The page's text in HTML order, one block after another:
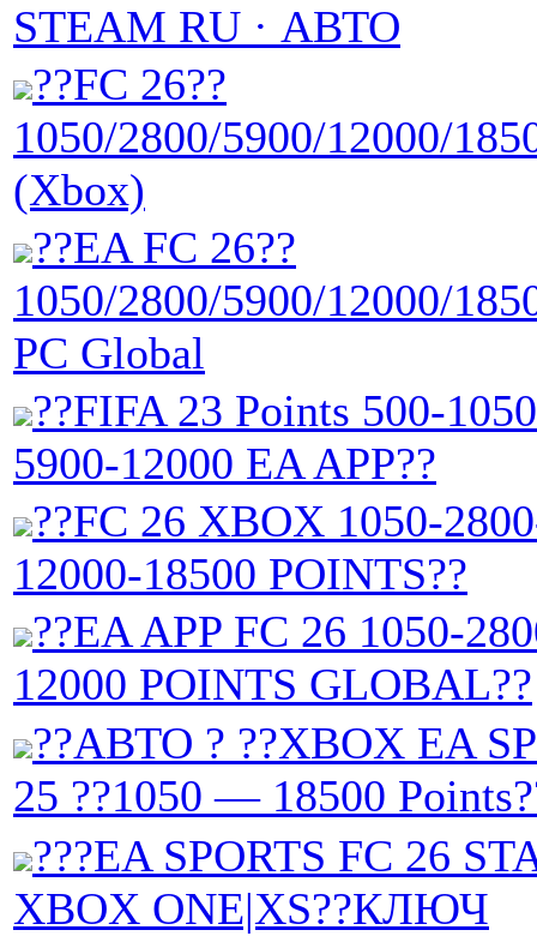
STEAM RU · АВТО
??FC 26??
1050/2800/5900/12000/
(Xbox)
??EA FC 26??
1050/2800/5900/12000/
PC Global
??FIFA 23 Points 500-
5900-12000 EA APP??
??FC 26 XBOX 1050-
12000-18500 POINTS??
??EA APP FC 26 1050-
12000 POINTS GLOBAL??
??АВТО ? ??XBOX EA
25 ??1050 — 18500
???EA SPORTS FC 26
XBOX ONE|XS??КЛЮЧ